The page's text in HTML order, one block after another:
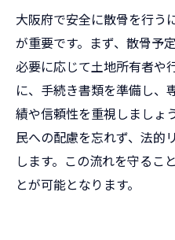
大阪府で安全に散骨を行う
が重要です。まず、散骨予
必要に応じて土地所有者や
に、手続き書類を準備し、
績や信頼性を重視しましょ
民への配慮を忘れず、法的
します。この流れを守るこ
とが可能となります。